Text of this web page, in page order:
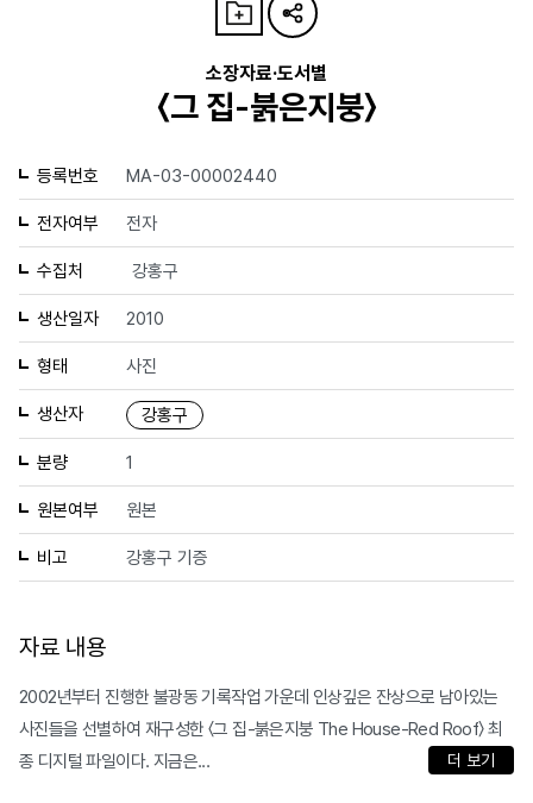
소장자료·도서별
〈그 집-붉은지붕〉
등록번호 MA-03-00002440
전자여부 전자
수집처 강홍구
생산일자 2010
형태 사진
생산자 강홍구
분량 1
원본여부 원본
비고 강홍구 기증
자료 내용
2002년부터 진행한 불광동 기록작업 가운데 인상깊은 잔상으로 남아있는
사진들을 선별하여 재구성한 〈그 집-붉은지붕 The House-Red Roof〉 최
종 디지털 파일이다. 지금은...
더 보기